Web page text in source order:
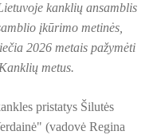
Apie projektą spaudoje
SKŪNĖ". Keramikos dirbtuvių
LOCI. Išleistas bukletas ,,Vydūno
kanklių ansamblis
įkūrimo metinės,
2026 metais pažymėti
metus.
pristatys Šilutės
(vadovė Regina